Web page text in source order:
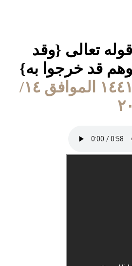
قوله تعالى {وقد
وهم قد خرجوا به}
٢٤/ذو الحجة/١٤٤١ الموافق ١٤/